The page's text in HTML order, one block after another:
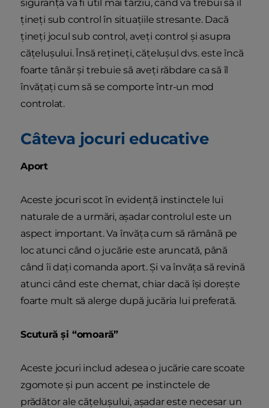
siguranță va fi util mai târziu, când va trebui să îl
țineți sub control în situațiile stresante. Dacă
țineți jocul sub control, aveți control și asupra
cățelușului. Însă rețineți, cățelușul dvs. este încă
foarte tânăr și trebuie să aveți răbdare ca să îl
învățați cum să se comporte într-un mod
controlat.
Câteva jocuri educative
Aport
Aceste jocuri scot în evidență instinctele lui
naturale de a urmări, așadar controlul este un
aspect important. Va învăța cum să rămână pe
loc atunci când o jucărie este aruncată, până
când îi dați comanda aport. Și va învăța să revină
atunci când este chemat, chiar dacă își dorește
foarte mult să alerge după jucăria lui preferată.
Scutură și “omoară”
Aceste jocuri includ adesea o jucărie care scoate
zgomote și pun accent pe instinctele de
prădător ale cățelușului, așadar este necesar un